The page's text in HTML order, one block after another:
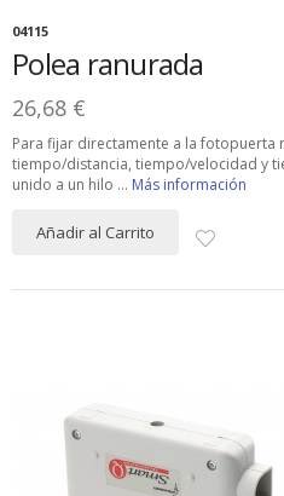
04115
Polea ranurada
26,68 €
Para fijar directamente a la fotopuerta
tiempo/distancia, tiempo/velocidad y
unido a un hilo ... Más información
Añadir al Carrito